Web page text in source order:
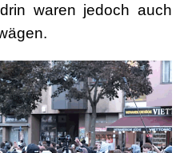
waren jedoch auch